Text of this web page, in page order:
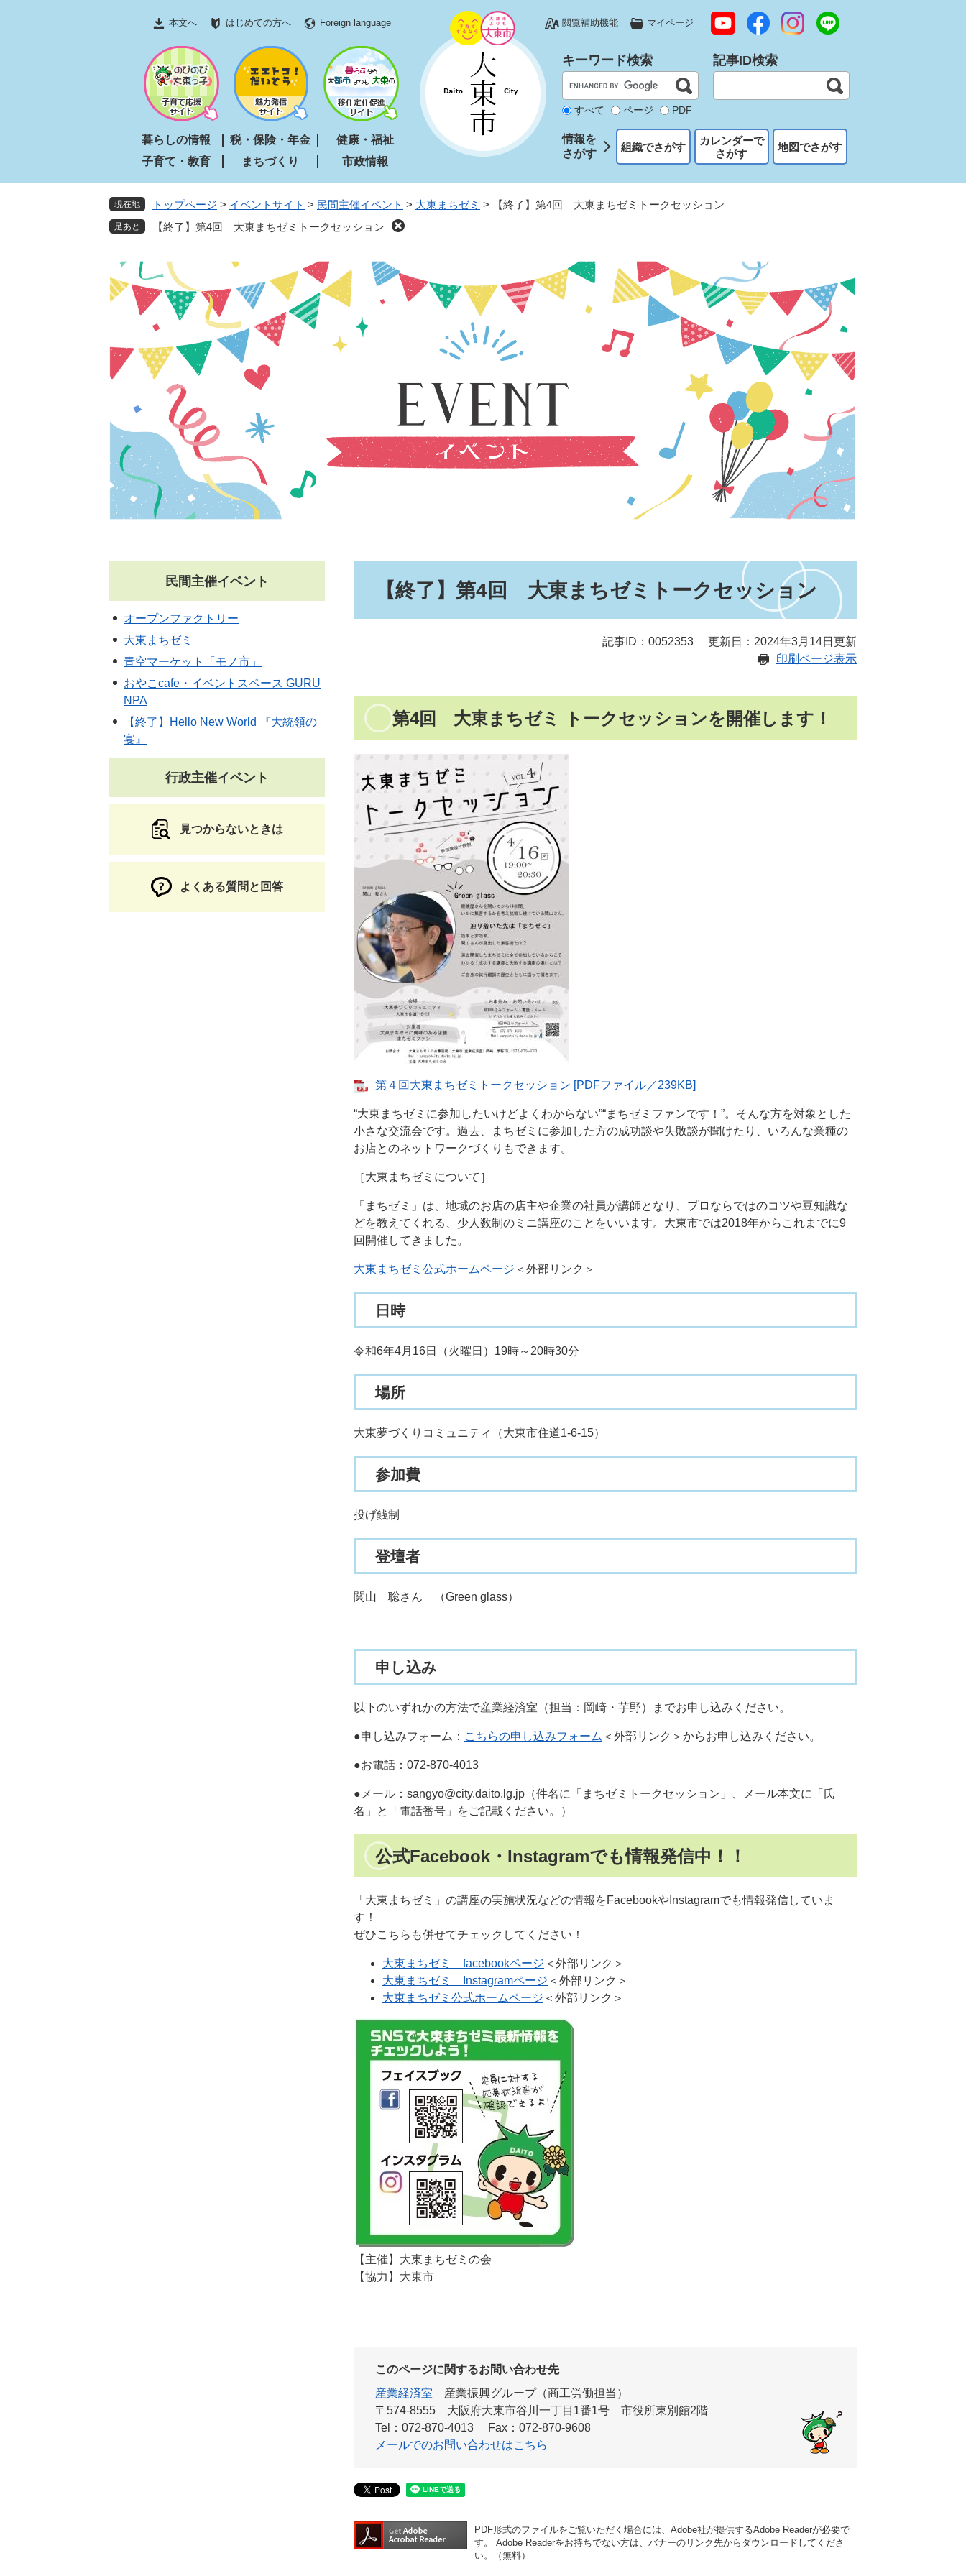
文
本文へ はじめての方へ Foreign language 閲覧補助機能 マイページ
暮らしの情報 税・保険・年金
健康・福祉
子育て・教育
まちづくり 市政情報
キーワード検索
すべて ページ PDF
記事ID検索
情報を
さがす
組織でさがす
カレンダーで
さがす
地図でさがす
現在地 トップページ > イベントサイト > 民間主催イベント > 大東まちゼミ >
【終了】第4回 大東まちゼミトークセッション
【終了】第4回 大東まちゼミトークセッション
【終了】第4回 大東まちゼミトークセッション
記事ID：0052353
更新日：2024年3月14日更新
印刷ページ表示
第4回 大東まちゼミ トークセッションを開催します！
第４回大東まちゼミトークセッション [PDFファイル／239KB]
“大東まちゼミに参加したいけどよくわからない”“まちゼミファンです！”。そんな方を対象とした
小さな交流会です。過去、まちゼミに参加した方の成功談や失敗談が聞けたり、いろんな業種の
お店とのネットワークづくりもできます。
［大東まちゼミについて］
「まちゼミ」は、地域のお店の店主や企業の社員が講師となり、プロならではのコツや豆知識な
どを教えてくれる、少人数制のミニ講座のことをいいます。大東市では2018年からこれまでに9
回開催してきました。
大東まちゼミ公式ホームページ​ ＜外部リンク＞
日時
令和6年4月16日（火曜日）19時～20時30分
場所
大東夢づくりコミュニティ（大東市住道1-6-15）
参加費
投げ銭制
登壇者
関山 聡さん （Green glass）
申し込み
以下のいずれかの方法で産業経済室（担当：岡崎・芋野）までお申し込みください。
●申し込みフォーム： こちらの申し込みフォーム ＜外部リンク＞ からお申し込みください。​
●お電話：072-870-4013
●メール：sangyo@city.daito.lg.jp（件名に「まちゼミトークセッション」、メール本文に「氏
名」と「電話番号」をご記載ください。）
公式Facebook・Instagramでも情報発信中！！
「大東まちゼミ」の講座の実施状況などの情報をFacebookやInstagramでも情報発信していま
す！
ぜひこちらも併せてチェックしてください！
大東まちゼミ facebookページ ＜外部リンク＞
大東まちゼミ Instagramページ ＜外部リンク＞
大東まちゼミ公式ホームページ​ ＜外部リンク＞
【主催】大東まちゼミの会
【協力】大東市
このページに関するお問い合わせ先
産業経済室
産業振興グループ（商工労働担当）
〒574-8555 大阪府大東市谷川一丁目1番1号 市役所東別館2階
Tel：072-870-4013
Fax：072-870-9608
メールでのお問い合わせはこちら
PDF形式のファイルをご覧いただく場合には、Adobe社が提供するAdobe Readerが必要で
す。
Adobe Readerをお持ちでない方は、バナーのリンク先からダウンロードしてくださ
い。（無料）
民間主催イベント
オープンファクトリー
大東まちゼミ
青空マーケット「モノ市」
おやこcafe・イベントスペース GURU
NPA
【終了】Hello New World 『大統領の
宴』
行政主催イベント
見つからないときは
よくある質問と回答